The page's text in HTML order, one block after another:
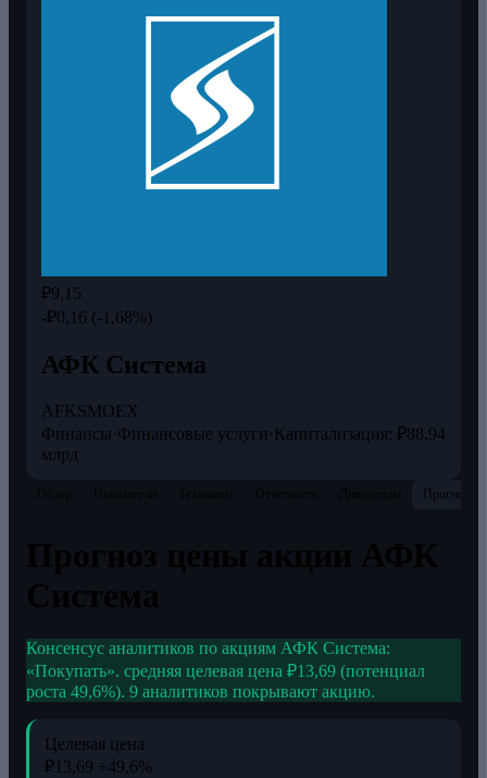
₽9,15
-₽0,16 (-1,68%)
АФК Система
AFKSMOEX
Финансы·Финансовые услуги·Капитализация: ₽88,94
млрд
Прогнозы
Консенсус аналитиков по акциям АФК Система:
«Покупать». средняя целевая цена ₽13,69 (потенциал
роста 49,6%). 9 аналитиков покрывают акцию.
Целевая цена
₽13,69 +49,6%